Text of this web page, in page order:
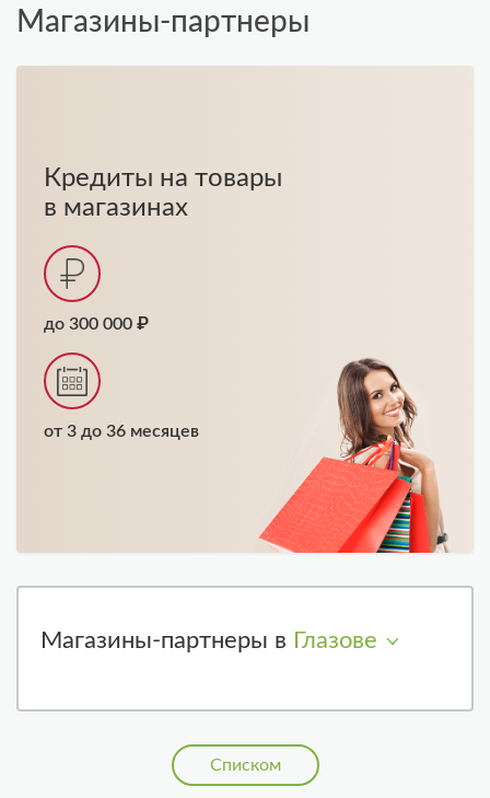
Магазины-партнеры
Кредиты на товары
в магазинах
до 300 000 ₽
от 3 до 36 месяцев
Магазины-партнеры в Глазове
Списком